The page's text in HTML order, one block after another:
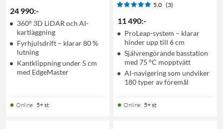
24 990:-
360° 3D LiDAR och AI-
kartläggning
Fyrhjulsdrift – klarar 80 %
lutning
Kantklippning under 5 cm
med EdgeMaster
Online: 5+ st
5.0 (3)
11 490:-
ProLeap-system – klarar
hinder upp till 6 cm
Självrengörande basstation
med 75 °C mopptvätt
AI-navigering som undviker
180 typer av föremål
Online: 5+ st